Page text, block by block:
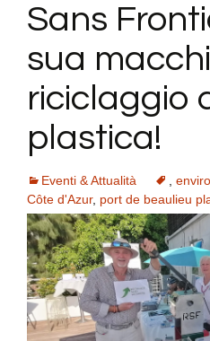
Sans
sua
riciclaggio
plastica!
Eventi & Attualità
Côte d'Azur, port de beaulieu